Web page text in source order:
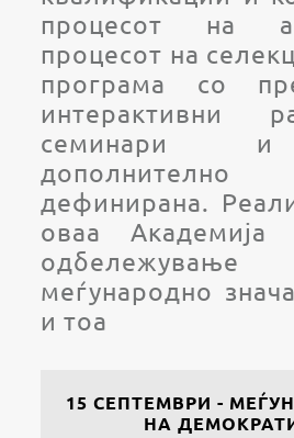
процесот на
процесот на
програма со
интерактивни
семинари и
дефинирана.
оваа Академија
меѓународно
и тоа
15 СЕПТЕМВРИ -
НА